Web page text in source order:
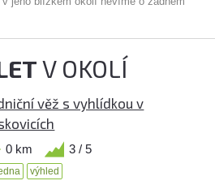
V OKOLÍ
věž s vyhlídkou v
0 km 3 / 5
výhled